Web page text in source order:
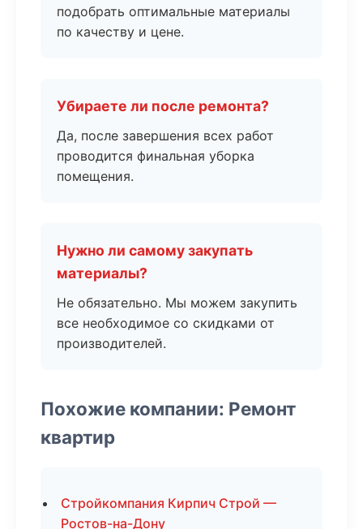
подобрать оптимальные материалы
по качеству и цене.
Убираете ли после ремонта?
Да, после завершения всех работ
проводится финальная уборка
помещения.
Нужно ли самому закупать
материалы?
Не обязательно. Мы можем закупить
все необходимое со скидками от
производителей.
Похожие компании: Ремонт
квартир
Стройкомпания Кирпич Строй —
Ростов-на-Дону